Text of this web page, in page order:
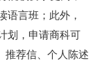
语言班；此外，
划，申请商科可
推荐信、个人陈述